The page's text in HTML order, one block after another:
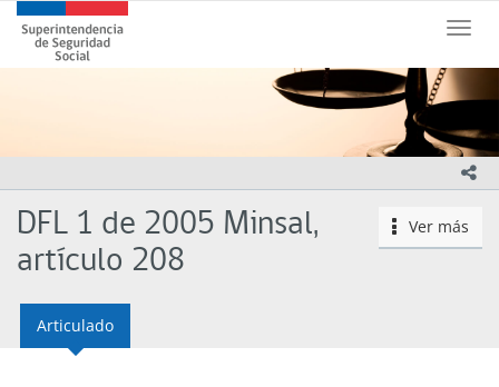
principal
Toggle
Superintendencia
de
Seguridad
Gobierno
Chile
icono
Ver más
DFL 1 de 2005 Minsal,
artículo 208
Articulado